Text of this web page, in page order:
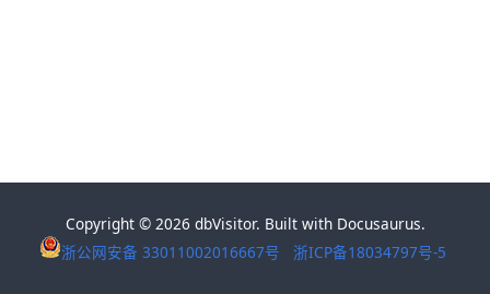
Copyright © 2026 dbVisitor. Built with Docusaurus.
浙公网安备 33011002016667号
浙ICP备18034797号-5